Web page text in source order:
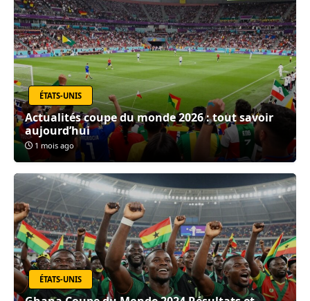
ÉTATS-UNIS
Actualités coupe du monde 2026 : tout savoir
aujourd’hui
1 mois ago
ÉTATS-UNIS